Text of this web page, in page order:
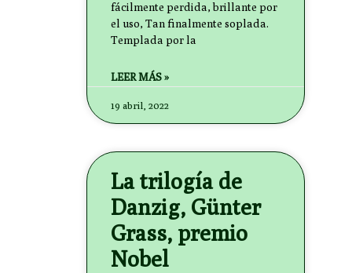
fácilmente perdida, brillante por
el uso, Tan finalmente soplada.
Templada por la
LEER MÁS »
19 abril, 2022
La trilogía de
Danzig, Günter
Grass, premio
Nobel